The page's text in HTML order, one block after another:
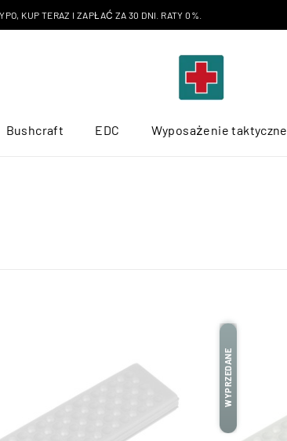
KUP TERAZ I ZAPŁAĆ ZA 30 DNI. RATY 0%.
Bushcraft EDC Wyposażenie taktyczne
WYPRZEDANE